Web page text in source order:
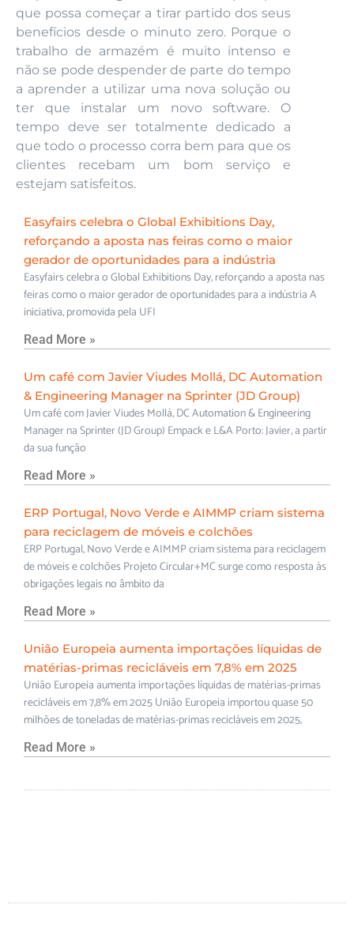
que possa começar a tirar partido dos seus
benefícios desde o minuto zero. Porque o
trabalho de armazém é muito intenso e
não se pode despender de parte do tempo
a aprender a utilizar uma nova solução ou
ter que instalar um novo software. O
tempo deve ser totalmente dedicado a
que todo o processo corra bem para que os
clientes recebam um bom serviço e
estejam satisfeitos.
Easyfairs celebra o Global Exhibitions Day,
reforçando a aposta nas feiras como o maior
gerador de oportunidades para a indústria
Easyfairs celebra o Global Exhibitions Day, reforçando a aposta nas
feiras como o maior gerador de oportunidades para a indústria A
iniciativa, promovida pela UFI
Read More »
Um café com Javier Viudes Mollá, DC Automation
& Engineering Manager na Sprinter (JD Group)
Um café com Javier Viudes Mollá, DC Automation & Engineering
Manager na Sprinter (JD Group) Empack e L&A Porto: Javier, a partir
da sua função
Read More »
ERP Portugal, Novo Verde e AIMMP criam sistema
para reciclagem de móveis e colchões
ERP Portugal, Novo Verde e AIMMP criam sistema para reciclagem
de móveis e colchões Projeto Circular+MC surge como resposta às
obrigações legais no âmbito da
Read More »
União Europeia aumenta importações líquidas de
matérias-primas recicláveis em 7,8% em 2025
União Europeia aumenta importações líquidas de matérias-primas
recicláveis em 7,8% em 2025 União Europeia importou quase 50
milhões de toneladas de matérias-primas recicláveis em 2025,
Read More »